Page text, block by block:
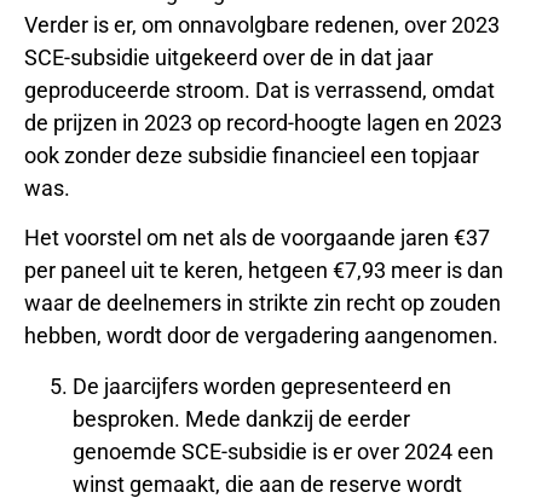
Verder is er, om onnavolgbare redenen, over 2023
SCE-subsidie uitgekeerd over de in dat jaar
geproduceerde stroom. Dat is verrassend, omdat
de prijzen in 2023 op record-hoogte lagen en 2023
ook zonder deze subsidie financieel een topjaar
was.
Het voorstel om net als de voorgaande jaren €37
per paneel uit te keren, hetgeen €7,93 meer is dan
waar de deelnemers in strikte zin recht op zouden
hebben, wordt door de vergadering aangenomen.
De jaarcijfers worden gepresenteerd en
besproken. Mede dankzij de eerder
genoemde SCE-subsidie is er over 2024 een
winst gemaakt, die aan de reserve wordt